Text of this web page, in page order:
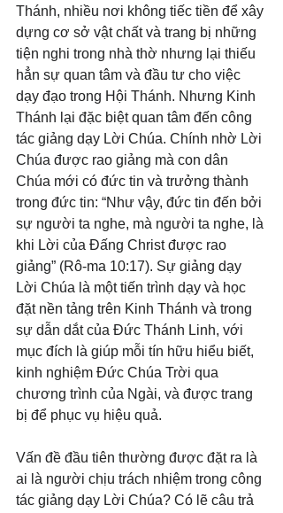
Thánh, nhiều nơi không tiếc tiền để xây
dựng cơ sở vật chất và trang bị những
tiện nghi trong nhà thờ nhưng lại thiếu
hẳn sự quan tâm và đầu tư cho việc
dạy đạo trong Hội Thánh. Nhưng Kinh
Thánh lại đặc biệt quan tâm đến công
tác giảng dạy Lời Chúa. Chính nhờ Lời
Chúa được rao giảng mà con dân
Chúa mới có đức tin và trưởng thành
trong đức tin: “Như vậy, đức tin đến bởi
sự người ta nghe, mà người ta nghe, là
khi Lời của Đấng Christ được rao
giảng” (Rô-ma 10:17). Sự giảng dạy
Lời Chúa là một tiến trình dạy và học
đặt nền tảng trên Kinh Thánh và trong
sự dẫn dắt của Đức Thánh Linh, với
mục đích là giúp mỗi tín hữu hiểu biết,
kinh nghiệm Đức Chúa Trời qua
chương trình của Ngài, và được trang
bị để phục vụ hiệu quả.
Vấn đề đầu tiên thường được đặt ra là
ai là người chịu trách nhiệm trong công
tác giảng dạy Lời Chúa? Có lẽ câu trả